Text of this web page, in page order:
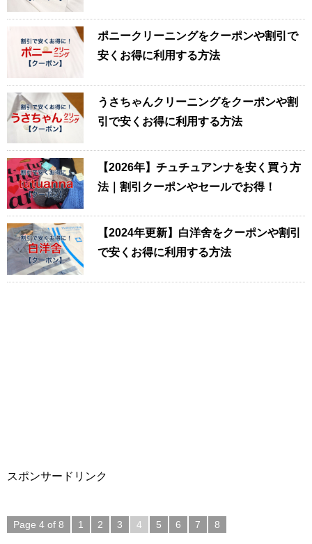
ポニークリーニングをクーポンや割引で
安くお得に利用する方法
うさちゃんクリーニングをクーポンや割
引で安くお得に利用する方法
【2026年】チュチュアンナを安く買う方
法｜割引クーポンやセールでお得！
【2024年更新】白洋舍をクーポンや割引
で安くお得に利用する方法
スポンサードリンク
Page 4 of 8 1 2 3 4 5 6 7 8